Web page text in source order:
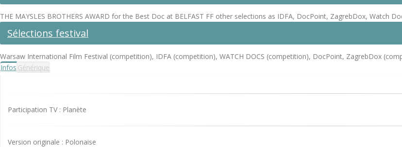
THE MAYSLES BROTHERS AWARD for the Best Doc at BELFAST FF other selections as IDFA, DocPoint, ZagrebDox, Watch
Sélections festival
Warsaw International Film Festival (competition), IDFA (competition), WATCH DOCS (competition), DocPoint, ZagrebDox
Infos Générique
Participation TV : Planète
Version originale : Polonaise